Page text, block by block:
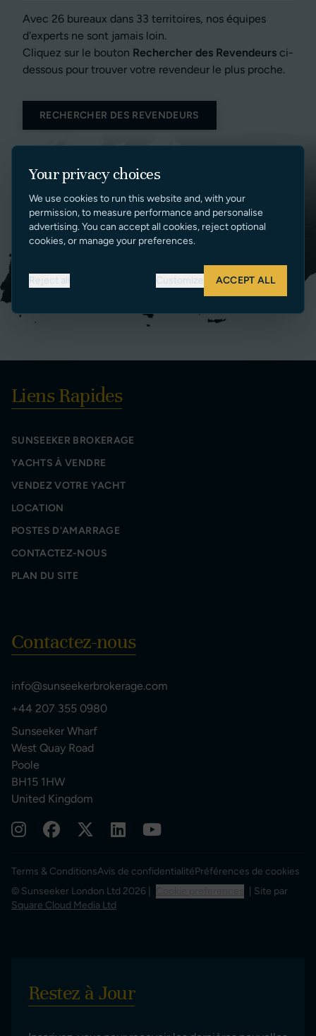
Avec 26 bureaux dans 33 territoires, nos équipes
d'experts ne sont jamais loin.
Cliquez sur le bouton Rechercher des Revendeurs ci-
dessous pour trouver votre revendeur le plus proche.
RECHERCHER DES REVENDEURS
Liens Rapides
SUNSEEKER BROKERAGE
YACHTS À VENDRE
VENDEZ VOTRE YACHT
LOCATION
POSTES D'AMARRAGE
CONTACTEZ-NOUS
PLAN DU SITE
Contactez-nous
info@sunseekerbrokerage.com
+44 207 355 0980
Sunseeker Wharf
West Quay Road
Poole
BH15 1HW
United Kingdom
Terms & ConditionsAvis de confidentialitéPréférences de cookies
© Sunseeker London Ltd 2026 |
| Site par
Square Cloud Media Ltd
Restez à Jour
Your privacy choices
We use cookies to run this website and, with your
permission, to measure performance and personalise
advertising. You can accept all cookies, reject optional
cookies, or manage your preferences.
Reject all Customize ACCEPT ALL